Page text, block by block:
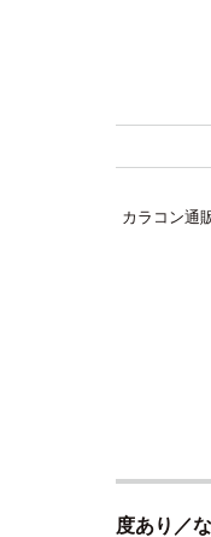
カラコン通
度あり／